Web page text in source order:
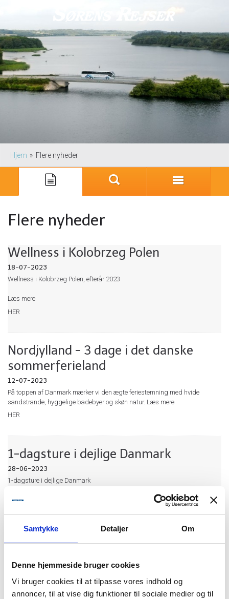
Samtykke Detaljer Om
Denne hjemmeside bruger cookies
Vi bruger cookies til at tilpasse vores indhold og
annoncer, til at vise dig funktioner til sociale medier og til
Hjem » Flere nyheder
Flere nyheder
Wellness i Kolobrzeg Polen
18-07-2023
Wellness i Kolobrzeg Polen, efterår 2023
Læs mere
HER
Nordjylland - 3 dage i det danske
sommerferieland
12-07-2023
På toppen af Danmark mærker vi den ægte feriestemning med hvide
sandstrande, hyggelige badebyer og skøn natur. Læs mere
HER
1-dagsture i dejlige Danmark
28-06-2023
1-dagsture i dejlige Danmark
Se mere
HER
Wien
20-06-2023
NYHED 2024 - Oplev 10 dage i 3 historiske hovedstæder langs Donau